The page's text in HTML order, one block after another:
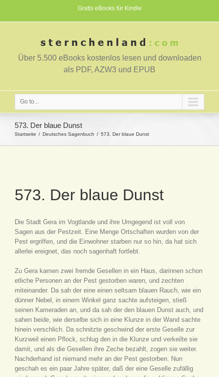
Gratis eBooks für Kindle
Über 5.500 eBooks kostenlos lesen und downloaden
als PDF, AZW3 und EPUB
Go to...
573. Der blaue Dunst
Startseite Deutsches Sagenbuch 573. Der blaue Dunst
573. Der blaue Dunst
Die Stadt Gera im Vogtlande und ihre Umgegend ist voll von
Sagen aus der Pestzeit. Eine Menge Ortschaften wurden von der
Pest ergriffen, und die Einwohner starben nur so hin, da hat sich
allerlei ereignet, das noch sagenhaft fortlebt.
Zu Gera kamen zwei fremde Gesellen in ein Haus, darinnen schon
etliche Personen an der Pest gestorben waren, und zechten
miteinander. Da sah der eine einen seltsam blauen Rauch, wie ein
dünner Nebel, in einem Winkel ganz sachte aufsteigen, stieß
seinen Kameraden an, und da sah der den blauen Dunst auch, und
sahen beide, wie derselbe sich in eine Klunze in der Wand sachte
hinein verschlich. Da schnitzte geschwind der erste Geselle zur
Kurzweil einen Pflock, schlug den in die Klunze und verkeilte sie
damit, und als die Gesellen ihre Zeche bezahlt, zogen sie weiter.
Nachderhand ist niemand mehr an der Pest gestorben. Nun
geschah es ein paar Jahre später, daß der eine Geselle zufällig